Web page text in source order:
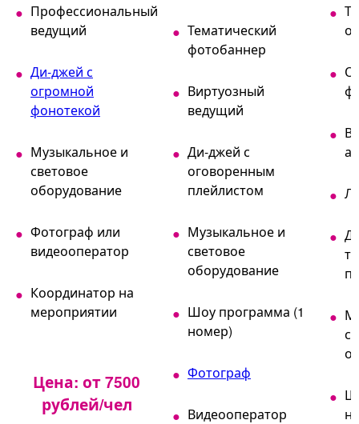
Профессиональный
ведущий
Ди-джей с
огромной
фонотекой
Музыкальное и
световое
оборудование
Фотограф или
видеооператор
Координатор на
мероприятии
Цена: от 7500
рублей/чел
Тематический
фотобаннер
Виртуозный
ведущий
Ди-джей с
оговоренным
плейлистом
Музыкальное и
световое
оборудование
Шоу программа (1
номер)
Фотограф
Видеооператор